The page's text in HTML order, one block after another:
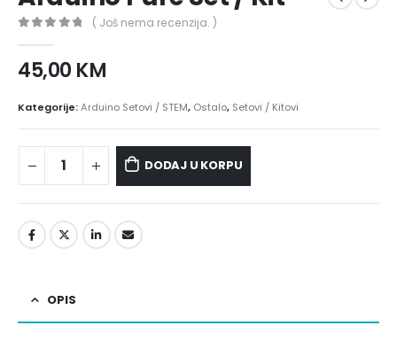
( Još nema recenzija. )
45,00 KM
Kategorije:Arduino Setovi / STEM, Ostalo, Setovi / Kitovi
DODAJ U KORPU
OPIS